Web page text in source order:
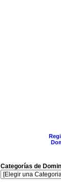
Categorías de